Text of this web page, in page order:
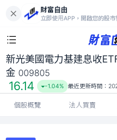
財富自由
立即使用APP，開啟您的股市
新光美國電力基建息收ETF證券
16.14
-
新光美國電力基建息收
金 009805
16.14 -1.04% 最近更新時間：
個股概覽 法人買賣